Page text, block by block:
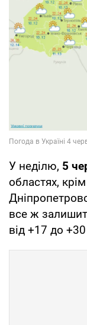
У неділю, 5
областях,
все ж
від +17 до